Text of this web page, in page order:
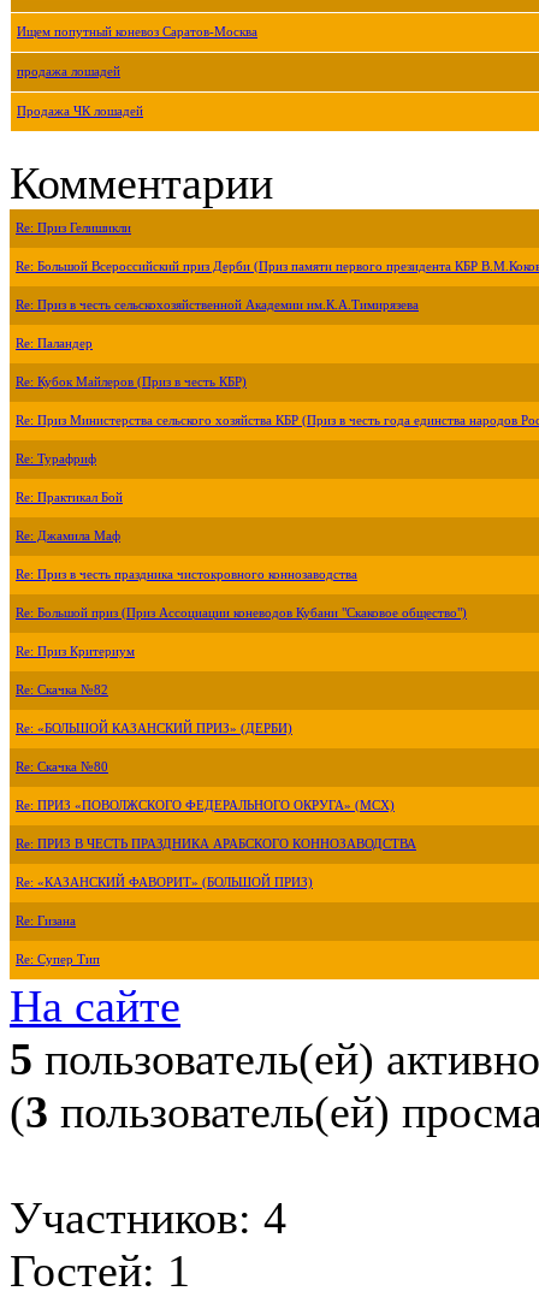
Ищем попутный коневоз Саратов-Москва
продажа лошадей
Продажа ЧК лошадей
Комментарии
Re: Приз Гелишикли
Re: Большой Всероссийский приз Дерби (Приз памяти первого президента КБР
Re: Приз в честь сельскохозяйственной Академии им.К.А.Тимирязева
Re: Паландер
Re: Кубок Майлеров (Приз в честь КБР)
Re: Приз Министерства сельского хозяйства КБР (Приз в честь года единства народов
Re: Турафриф
Re: Практикал Бой
Re: Джамила Маф
Re: Приз в честь праздника чистокровного коннозаводства
Re: Большой приз (Приз Ассоциации коневодов Кубани "Скаковое общество")
Re: Приз Критериум
Re: Скачка №82
Re: «БОЛЬШОЙ КАЗАНСКИЙ ПРИЗ» (ДЕРБИ)
Re: Скачка №80
Re: ПРИЗ «ПОВОЛЖСКОГО ФЕДЕРАЛЬНОГО ОКРУГА» (МСХ)
Re: ПРИЗ В ЧЕСТЬ ПРАЗДНИКА АРАБСКОГО КОННОЗАВОДСТВА
Re: «КАЗАНСКИЙ ФАВОРИТ» (БОЛЬШОЙ ПРИЗ)
Re: Гизана
Re: Супер Тип
На сайте
5 пользователь(ей) активно
(3 пользователь(ей)
Участников: 4
Гостей: 1